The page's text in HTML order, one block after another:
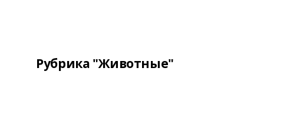
Рубрика "Животные"